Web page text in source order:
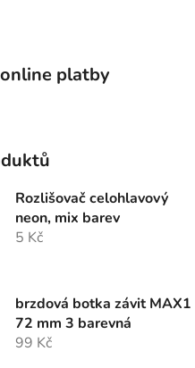
platby
Rozlišovač celohlavový
neon, mix barev
5 Kč
brzdová botka závit MAX1
72 mm 3 barevná
99 Kč